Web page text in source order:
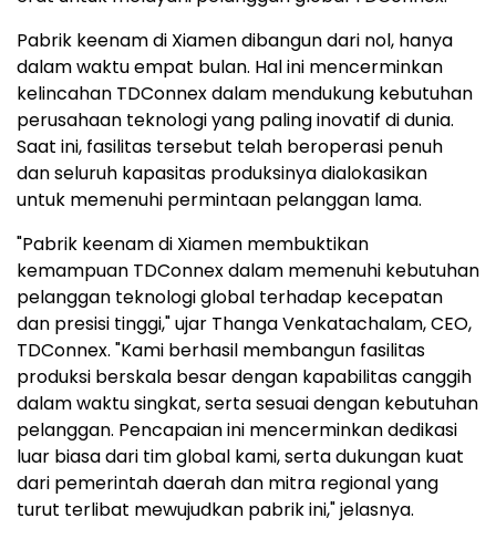
Pabrik keenam di Xiamen dibangun dari nol, hanya
dalam waktu empat bulan. Hal ini mencerminkan
kelincahan TDConnex dalam mendukung kebutuhan
perusahaan teknologi yang paling inovatif di dunia.
Saat ini, fasilitas tersebut telah beroperasi penuh
dan seluruh kapasitas produksinya dialokasikan
untuk memenuhi permintaan pelanggan lama.
"Pabrik keenam di Xiamen membuktikan
kemampuan TDConnex dalam memenuhi kebutuhan
pelanggan teknologi global terhadap kecepatan
dan presisi tinggi," ujar Thanga Venkatachalam, CEO,
TDConnex. "Kami berhasil membangun fasilitas
produksi berskala besar dengan kapabilitas canggih
dalam waktu singkat, serta sesuai dengan kebutuhan
pelanggan. Pencapaian ini mencerminkan dedikasi
luar biasa dari tim global kami, serta dukungan kuat
dari pemerintah daerah dan mitra regional yang
turut terlibat mewujudkan pabrik ini," jelasnya.